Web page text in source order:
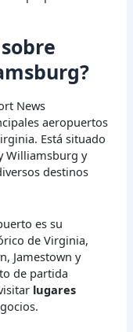
News
aeropuertos
Está situado
Williamsburg y
destinos
es su
de Virginia,
Jamestown y
de partida
lugares